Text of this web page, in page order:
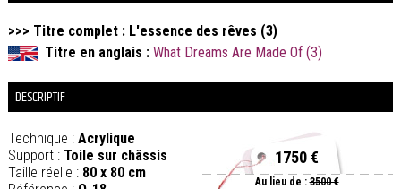
>>> Titre complet : L'essence des rêves (3)
Titre en anglais : What Dreams Are Made Of (3)
DESCRIPTIF
Technique : Acrylique
Support : Toile sur châssis
Taille réelle : 80 x 80 cm
1750 €
Au lieu de :3500 €